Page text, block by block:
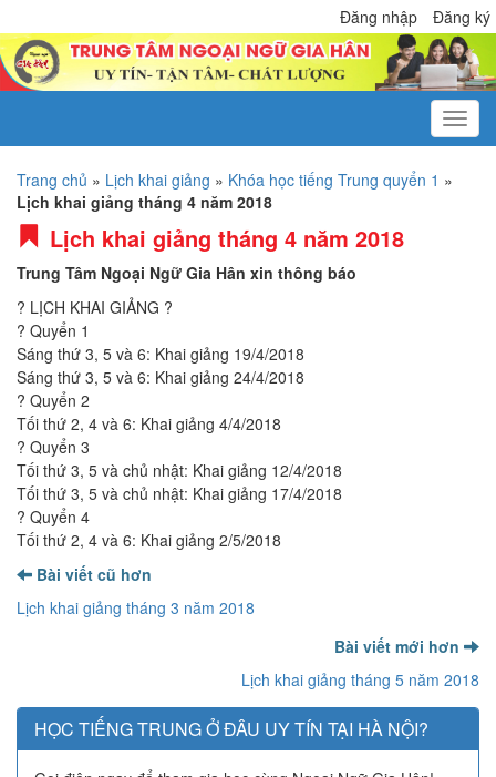
Đăng nhập Đăng ký
Trang chủ » Lịch khai giảng » Khóa học tiếng Trung quyển 1 »
Lịch khai giảng tháng 4 năm 2018
Lịch khai giảng tháng 4 năm 2018
Trung Tâm Ngoại Ngữ Gia Hân xin thông báo
? LỊCH KHAI GIẢNG ?
? Quyển 1
Sáng thứ 3, 5 và 6: Khai giảng 19/4/2018
Sáng thứ 3, 5 và 6: Khai giảng 24/4/2018
? Quyển 2
Tối thứ 2, 4 và 6: Khai giảng 4/4/2018
? Quyển 3
Tối thứ 3, 5 và chủ nhật: Khai giảng 12/4/2018
Tối thứ 3, 5 và chủ nhật: Khai giảng 17/4/2018
? Quyển 4
Tối thứ 2, 4 và 6: Khai giảng 2/5/2018
Bài viết cũ hơn
Lịch khai giảng tháng 3 năm 2018
Bài viết mới hơn
Lịch khai giảng tháng 5 năm 2018
HỌC TIẾNG TRUNG Ở ĐÂU UY TÍN TẠI HÀ NỘI?